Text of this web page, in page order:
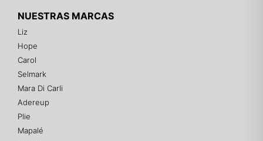
NUESTRAS MARCAS
Liz
Hope
Carol
Selmark
Mara Di Carli
Adereup
Plie
Mapalé
¡Hola! 👋
Gracias por visitarnos. Te asesoramos
personalmente con tu compra: tallas, envíos y